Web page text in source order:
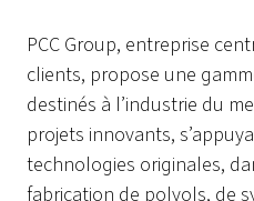
PCC Group, entreprise
clients, propose une
destinés à l’industrie du
projets innovants,
technologies originales,
fabrication de polyols, de